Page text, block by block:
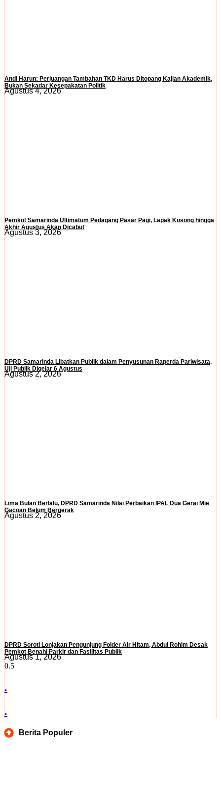
Andi Harun: Perjuangan Tambahan TKD Harus Ditopang Kajian Akademik,
Bukan Sekadar Kesepakatan Politik
Agustus 4, 2026
Pemkot Samarinda Ultimatum Pedagang Pasar Pagi, Lapak Kosong hingga
Akhir Agustus Akan Dicabut
Agustus 3, 2026
DPRD Samarinda Libatkan Publik dalam Penyusunan Raperda Pariwisata,
Uji Publik Digelar 6 Agustus
Agustus 2, 2026
Lima Bulan Berlalu, DPRD Samarinda Nilai Perbaikan IPAL Dua Gerai Mie
Gacoan Belum Bergerak
Agustus 2, 2026
DPRD Soroti Lonjakan Pengunjung Folder Air Hitam, Abdul Rohim Desak
Pemkot Benahi Parkir dan Fasilitas Publik
Agustus 1, 2026
.
.
Berita Populer